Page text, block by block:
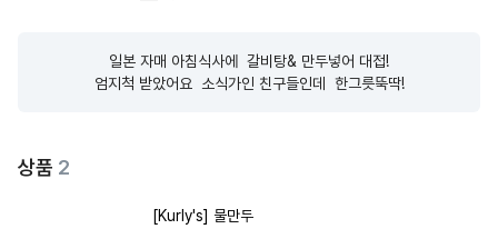
일본 자매 아침식사에  갈비탕& 만두넣어 대접!
엄지척 받았어요  소식가인 친구들인데  한그릇뚝딱!
상품 2
[Kurly's] 물만두